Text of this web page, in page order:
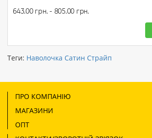
643.00 грн. - 805.00 грн.
Теги: Наволочка Сатин Страйп
ПРО КОМПАНІЮ
МАГАЗИНИ
ОПТ